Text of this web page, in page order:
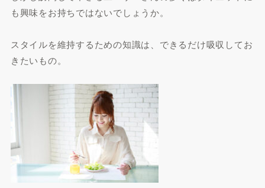
も興味をお持ちではないでしょうか。
スタイルを維持するための知識は、できるだけ吸収してお
きたいもの。